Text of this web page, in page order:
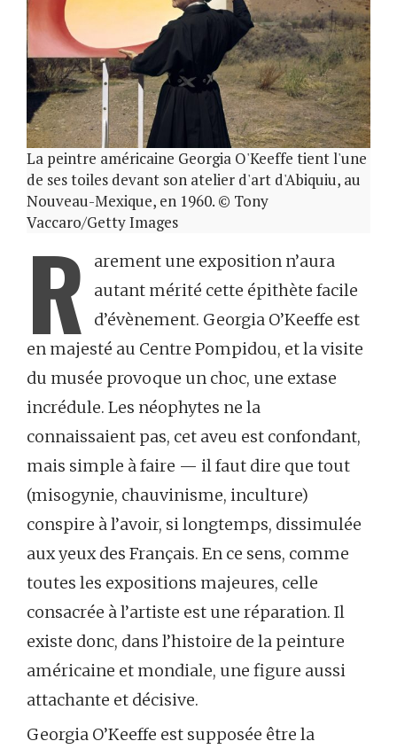
La peintre américaine Georgia O'Keeffe tient l'une
de ses toiles devant son atelier d'art d'Abiquiu, au
Nouveau-Mexique, en 1960. © Tony
Vaccaro/Getty Images
R
arement une exposition n’aura
autant mérité cette épithète facile
d’évènement. Georgia O’Keeffe est
en majesté au Centre Pompidou, et la visite
du musée provoque un choc, une extase
incrédule. Les néophytes ne la
connaissaient pas, cet aveu est confondant,
mais simple à faire — il faut dire que tout
(misogynie, chauvinisme, inculture)
conspire à l’avoir, si longtemps, dissimulée
aux yeux des Français. En ce sens, comme
toutes les expositions majeures, celle
consacrée à l’artiste est une réparation. Il
existe donc, dans l’histoire de la peinture
américaine et mondiale, une figure aussi
attachante et décisive.
Georgia O’Keeffe est supposée être la